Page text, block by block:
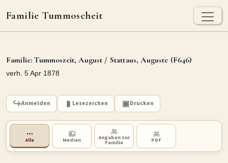
Familie Tummoscheit
Jan Tummoscheit Kai Tummoscheit Klaus Tummoscheit
Ahnenforschung Stammbaum Tummoscheit
Orte Historische Karte
Geografische Namensverteilung - Heute
Familie: Tummoszeit, August / Stattaus, Auguste (F646)
verh. 5 Apr 1878
Anmelden Lesezeichen Drucken
Alle Medien Angaben zur
Familie PDF